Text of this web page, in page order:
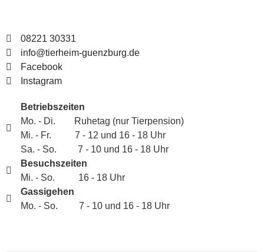
08221 30331
info@tierheim-guenzburg.de
Facebook
Instagram
Betriebszeiten
Mo. - Di. Ruhetag (nur Tierpension)
Mi. - Fr. 7 - 12 und 16 - 18 Uhr
Sa. - So. 7 - 10 und 16 - 18 Uhr
Besuchszeiten
Mi. - So. 16 - 18 Uhr
Gassigehen
Mo. - So. 7 - 10 und 16 - 18 Uhr